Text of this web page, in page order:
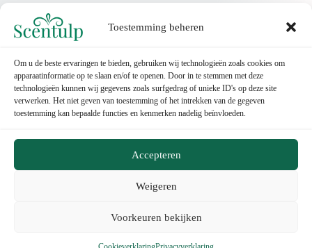
Toestemming beheren
Om u de beste ervaringen te bieden, gebruiken wij technologieën zoals cookies om
apparaatinformatie op te slaan en/of te openen. Door in te stemmen met deze
technologieën kunnen wij gegevens zoals surfgedrag of unieke ID's op deze site
verwerken. Het niet geven van toestemming of het intrekken van de gegeven
toestemming kan bepaalde functies en kenmerken nadelig beïnvloeden.
Accepteren
Weigeren
Voorkeuren bekijken
Waxmelts & Geurbranders
Contact
Categorieën